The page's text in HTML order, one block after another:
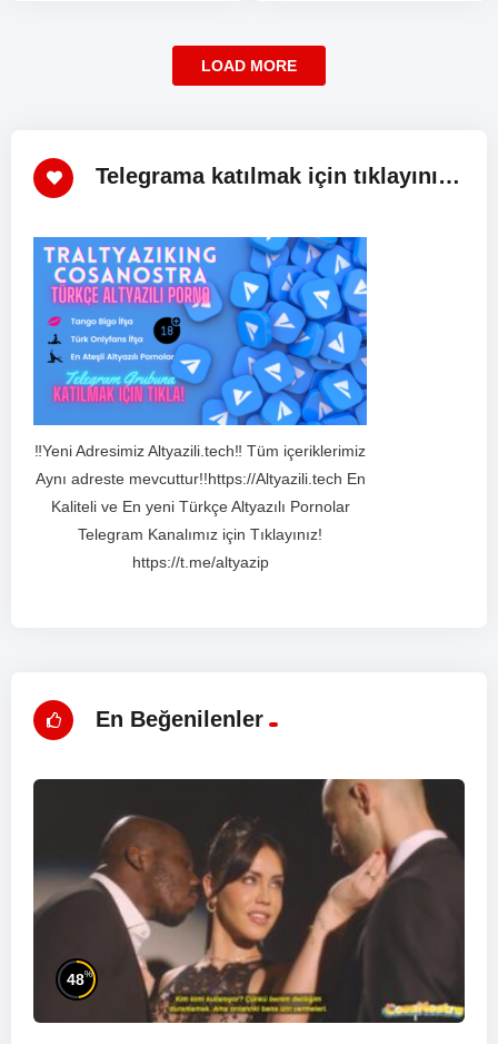
LOAD MORE
Telegrama katılmak için tıklayınız!
‼️Yeni Adresimiz Altyazili.tech‼️ Tüm içeriklerimiz
Aynı adreste mevcuttur!!https://Altyazili.tech En
Kaliteli ve En yeni Türkçe Altyazılı Pornolar
Telegram Kanalımız için Tıklayınız!
https://t.me/altyazip
En Beğenilenler
48%